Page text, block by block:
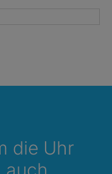
die Uhr